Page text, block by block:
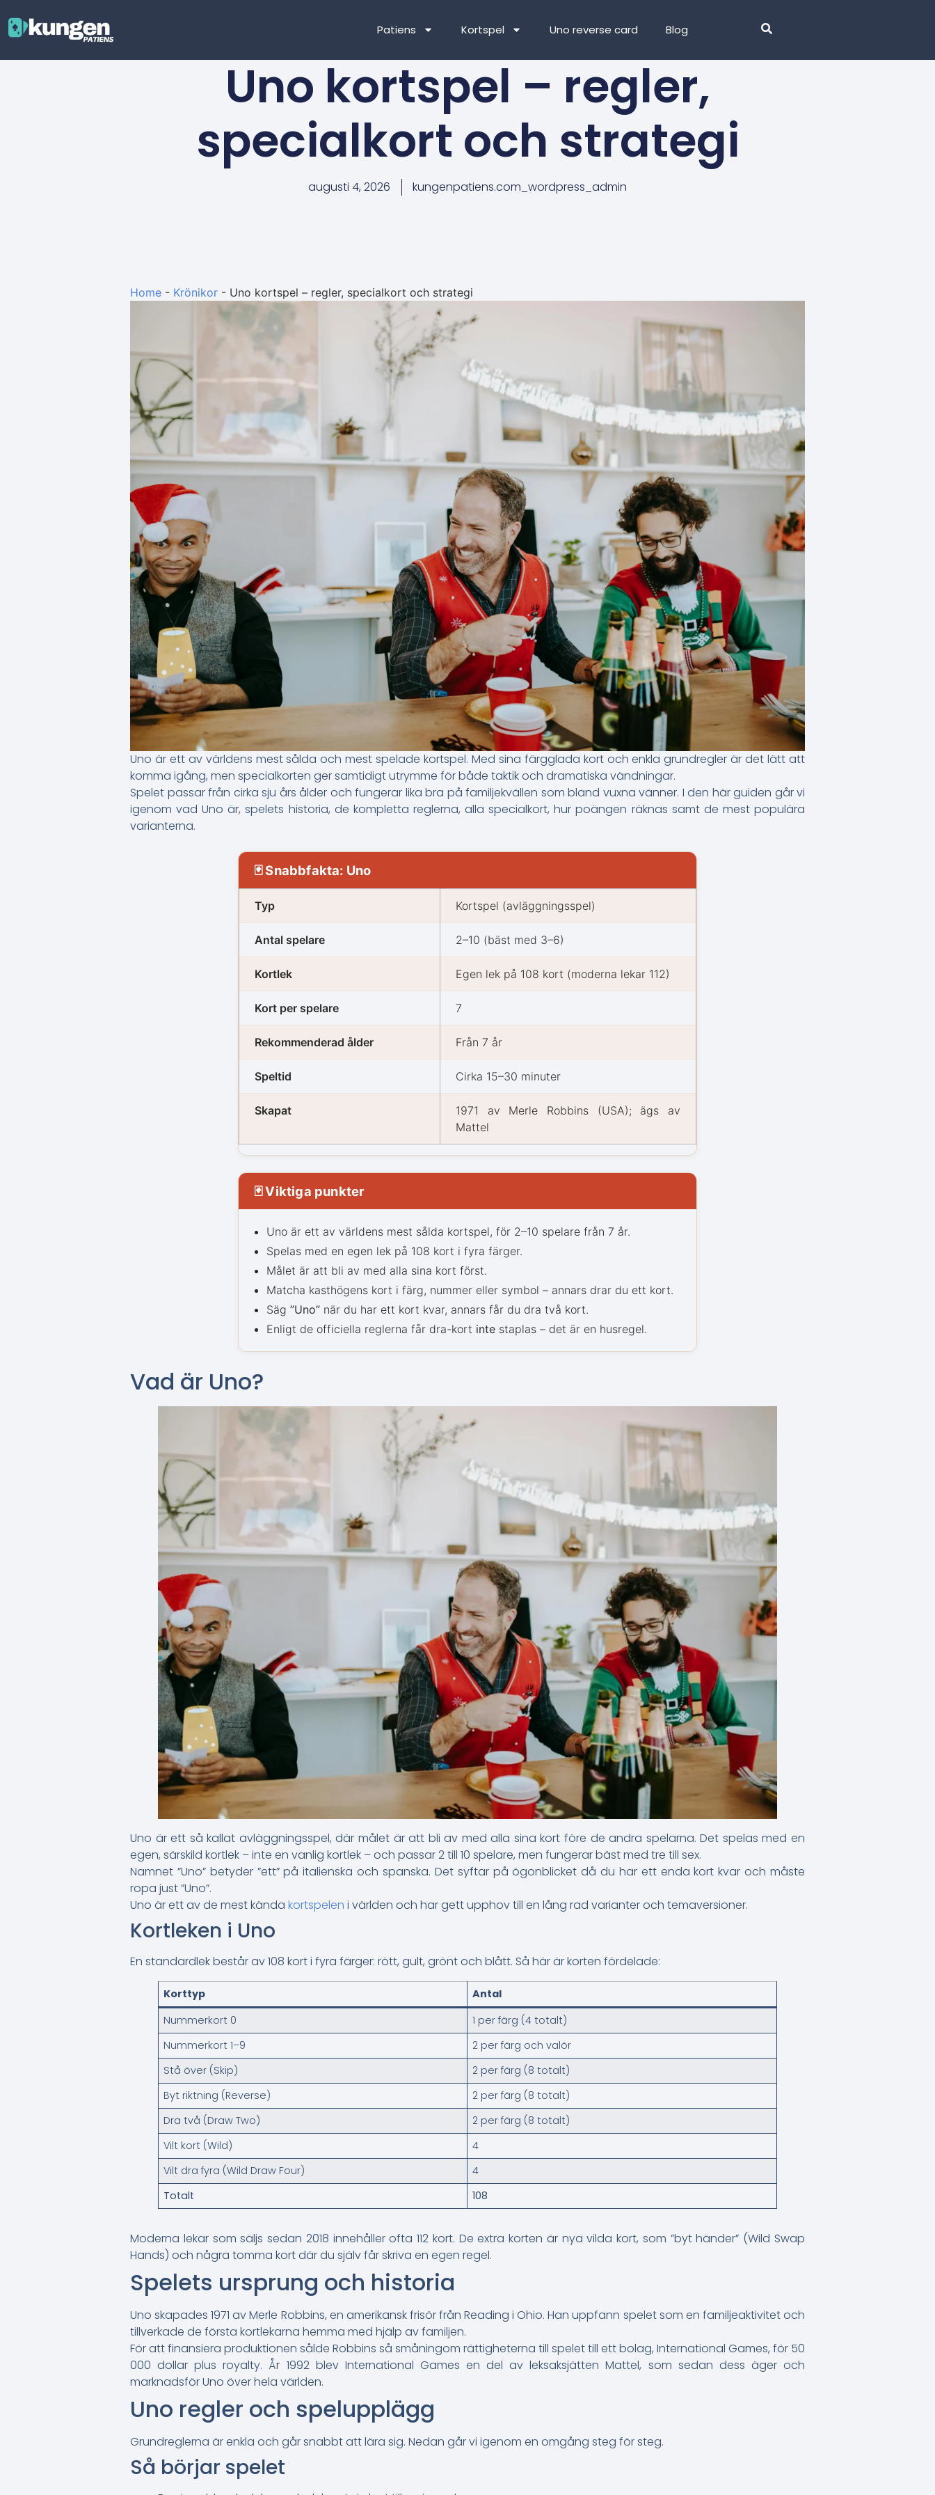
Patiens Kortspel Uno reverse card Blog
Uno kortspel – regler,
specialkort och strategi
augusti 4, 2026 kungenpatiens.com_wordpress_admin
Home - Krönikor - Uno kortspel – regler, specialkort och strategi
Uno är ett av världens mest sålda och mest spelade kortspel. Med sina färgglada kort och enkla grundregler är det lätt att
komma igång, men specialkorten ger samtidigt utrymme för både taktik och dramatiska vändningar.
Spelet passar från cirka sju års ålder och fungerar lika bra på familjekvällen som bland vuxna vänner. I den här guiden går vi
igenom vad Uno är, spelets historia, de kompletta reglerna, alla specialkort, hur poängen räknas samt de mest populära
varianterna.
🃏 Snabbfakta: Uno
Typ Kortspel (avläggningsspel)
Antal spelare 2–10 (bäst med 3–6)
Kortlek Egen lek på 108 kort (moderna lekar 112)
Kort per spelare 7
Rekommenderad ålder Från 7 år
Speltid Cirka 15–30 minuter
Skapat
1971 av Merle Robbins (USA); ägs av
Mattel
🃏 Viktiga punkter
Uno är ett av världens mest sålda kortspel, för 2–10 spelare från 7 år.
Spelas med en egen lek på 108 kort i fyra färger.
Målet är att bli av med alla sina kort först.
Matcha kasthögens kort i färg, nummer eller symbol – annars drar du ett kort.
Säg ”Uno” när du har ett kort kvar, annars får du dra två kort.
Enligt de officiella reglerna får dra-kort inte staplas – det är en husregel.
Vad är Uno?
Uno är ett så kallat avläggningsspel, där målet är att bli av med alla sina kort före de andra spelarna. Det spelas med en
egen, särskild kortlek – inte en vanlig kortlek – och passar 2 till 10 spelare, men fungerar bäst med tre till sex.
Namnet ”Uno” betyder ”ett” på italienska och spanska. Det syftar på ögonblicket då du har ett enda kort kvar och måste
ropa just ”Uno”.
Uno är ett av de mest kända kortspelen i världen och har gett upphov till en lång rad varianter och temaversioner.
Kortleken i Uno
En standardlek består av 108 kort i fyra färger: rött, gult, grönt och blått. Så här är korten fördelade:
Korttyp
Antal
Nummerkort 0
1 per färg (4 totalt)
Nummerkort 1–9
2 per färg och valör
Stå över (Skip)
2 per färg (8 totalt)
Byt riktning (Reverse)
2 per färg (8 totalt)
Dra två (Draw Two)
2 per färg (8 totalt)
Vilt kort (Wild)
4
Vilt dra fyra (Wild Draw Four)
4
Totalt
108
Moderna lekar som säljs sedan 2018 innehåller ofta 112 kort. De extra korten är nya vilda kort, som ”byt händer” (Wild Swap
Hands) och några tomma kort där du själv får skriva en egen regel.
Spelets ursprung och historia
Uno skapades 1971 av Merle Robbins, en amerikansk frisör från Reading i Ohio. Han uppfann spelet som en familjeaktivitet och
tillverkade de första kortlekarna hemma med hjälp av familjen.
För att finansiera produktionen sålde Robbins så småningom rättigheterna till spelet till ett bolag, International Games, för 50
000 dollar plus royalty. År 1992 blev International Games en del av leksaksjätten Mattel, som sedan dess äger och
marknadsför Uno över hela världen.
Uno regler och spelupplägg
Grundreglerna är enkla och går snabbt att lära sig. Nedan går vi igenom en omgång steg för steg.
Så börjar spelet